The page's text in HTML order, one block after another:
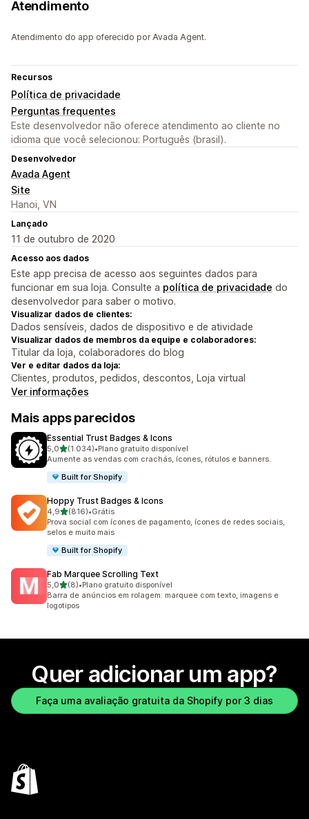
Atendimento
Atendimento do app oferecido por Avada Agent.
Recursos
Política de privacidade
Perguntas frequentes
Este desenvolvedor não oferece atendimento ao cliente no
idioma que você selecionou: Português (brasil).
Desenvolvedor
Avada Agent
Site
Hanoi, VN
Lançado
11 de outubro de 2020
Acesso aos dados
Este app precisa de acesso aos seguintes dados para
funcionar em sua loja. Consulte a política de privacidade do
desenvolvedor para saber o motivo.
Visualizar dados de clientes:
Dados sensíveis, dados de dispositivo e de atividade
Visualizar dados de membros da equipe e colaboradores:
Titular da loja, colaboradores do blog
Ver e editar dados da loja:
Clientes, produtos, pedidos, descontos, Loja virtual
Ver informações
Mais apps parecidos
Essential Trust Badges & Icons
5,0de 5 estrelas
(1.034)
1034 avaliações ao todo
•Plano gratuito disponível
Aumente as vendas com crachás, ícones, rótulos e banners.
Built for Shopify
Hoppy Trust Badges & Icons
4,9de 5 estrelas
(816)
816 avaliações ao todo
•Grátis
Prova social com ícones de pagamento, ícones de redes sociais,
selos e muito mais
Built for Shopify
Fab Marquee Scrolling Text
5,0de 5 estrelas
(8)
8 avaliações ao todo
•Plano gratuito disponível
Barra de anúncios em rolagem: marquee com texto, imagens e
logotipos
Quer adicionar um app?
Faça uma avaliação gratuita da Shopify por 3 dias